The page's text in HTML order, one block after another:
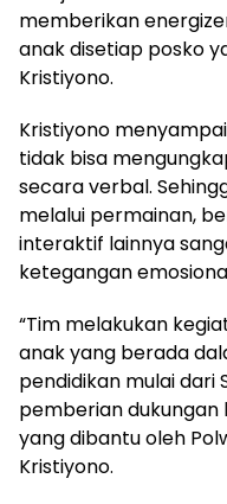
memberikan
anak disetiap posko
Kristiyono.
Kristiyono
tidak bisa
secara verbal.
melalui permainan,
interaktif lainnya
ketegangan
“Tim melakukan
anak yang berada
pendidikan mulai dari
pemberian dukungan
yang dibantu oleh
Kristiyono.